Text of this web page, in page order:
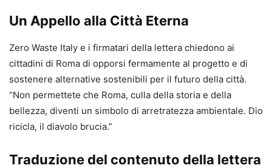
Un Appello alla Città Eterna
Zero Waste Italy e i firmatari della lettera chiedono ai
cittadini di Roma di opporsi fermamente al progetto e di
sostenere alternative sostenibili per il futuro della città.
“Non permettete che Roma, culla della storia e della
bellezza, diventi un simbolo di arretratezza ambientale. Dio
ricicla, il diavolo brucia.”
Traduzione del contenuto della lettera